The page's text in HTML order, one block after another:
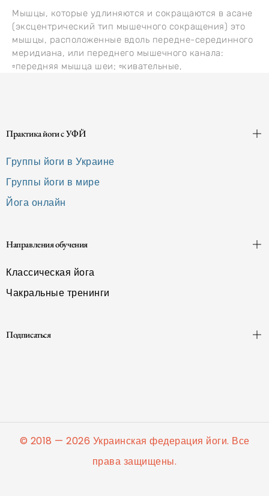
Мышцы, которые удлиняются и сокращаются в асане
(эксцентрический тип мышечного сокращения) это
мышцы, расположенные вдоль передне-серединного
меридиана, или переднего мышечного канала:
▫️передняя мышца шеи; ▫️кивательные,
Практика йоги с УФЙ
Группы йоги в Украине
Группы йоги в мире
Йога онлайн
Направления обучения
Классическая йога
Чакральные тренинги
Подписаться
© 2018 — 2026 Украинская федерация йоги. Все
права защищены.